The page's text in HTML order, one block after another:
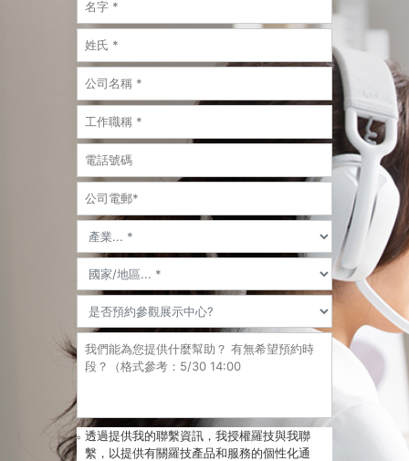
透過提供我的聯繫資訊，我授權羅技與我聯
繫，以提供有關羅技產品和服務的個性化通